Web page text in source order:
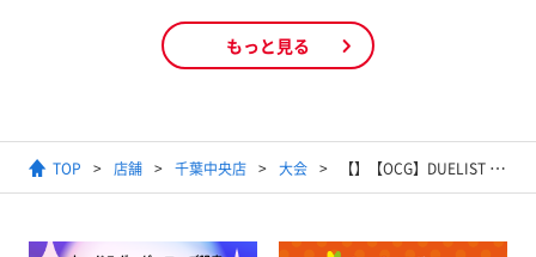
もっと見る
TOP 店舗 千葉中央店 大会 【】【OCG】DUELIST KING CUP